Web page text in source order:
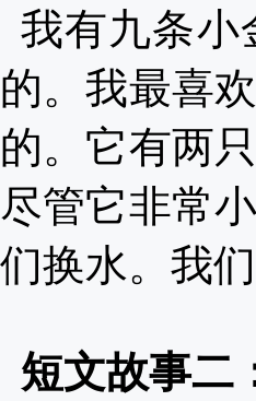
我有九条小
的。我最喜
的。它有两
尽管它非常
们换水。我
短文故事二